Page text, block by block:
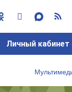
Личный кабинет